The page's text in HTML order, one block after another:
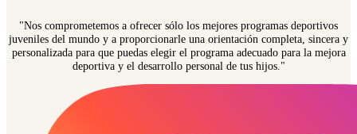
"Nos comprometemos a ofrecer sólo los mejores programas deportivos
juveniles del mundo y a proporcionarle una orientación completa, sincera y
personalizada para que puedas elegir el programa adecuado para la mejora
deportiva y el desarrollo personal de tus hijos."